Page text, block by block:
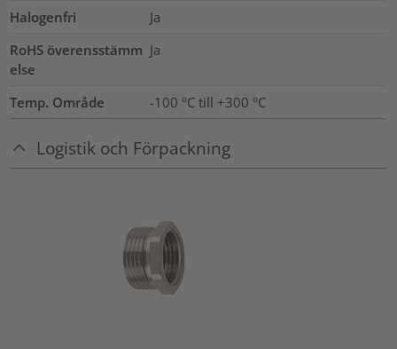
Halogenfri
Ja
RoHS överensstämm
else
Ja
Temp. Område -100 °C till +300 °C
Logistik och Förpackning